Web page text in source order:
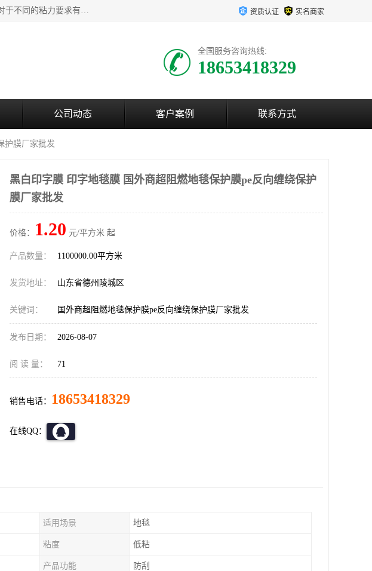
该类保护膜有复合，透明、奶白、蓝色、黑白等膜型。特高粘，高粘，中高粘，中粘，中低粘，低粘等。对于不同的粘力要求有相应的产品相适配。无胶渍残留污染。在较宽的收卷幅度下平整无皱纹，收卷长度大，利于机械化及自动化施工粘贴。为您的产品提供的表面保护解决方案。 产品广泛适用于：铝材、不锈钢、金属、塑料、电子、家电、家具、玻璃、化工材料、装饰材料等。 资质认证 实名商家
全国服务咨询热线:
18653418329
公司动态 客户案例 联系方式
护膜厂家批发
黑白印字膜 印字地毯膜 国外商超阻燃地毯保护膜pe反向缠绕保护
膜厂家批发
价格： 1.20 元/平方米 起
产品数量： 1100000.00平方米
发货地址： 山东省德州陵城区
关键词： 国外商超阻燃地毯保护膜pe反向缠绕保护膜厂家批发
发布日期： 2026-08-07
阅 读 量： 71
销售电话： 18653418329
在线QQ：
适用场景 地毯
粘度 低粘
产品功能 防刮